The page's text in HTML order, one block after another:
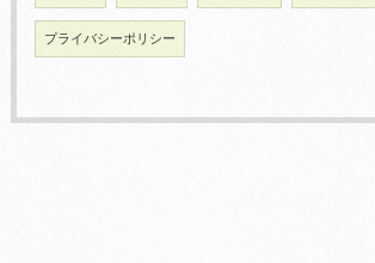
プライバシーポリシー